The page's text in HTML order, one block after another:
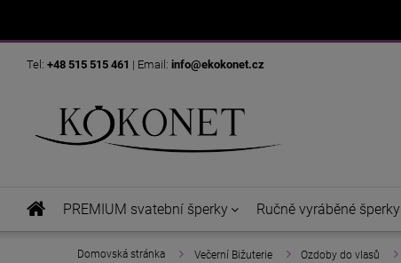
Tel: +48 515 515 461 | Email: info@ekokonet.cz
PREMIUM svatební šperky Ručně vyráběné šperky
Domovská stránka Večerní Bižuterie Ozdoby do vlasů »